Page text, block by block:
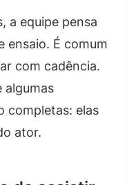
a equipe pensa
ensaio. É comum
com cadência.
algumas
completas: elas
ator.